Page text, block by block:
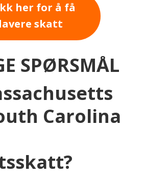
her for å få
lavere skatt
SPØRSMÅL
Carolina